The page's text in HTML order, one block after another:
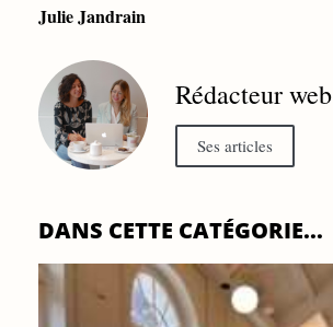
Julie Jandrain
Rédacteur web
Ses articles
DANS CETTE CATÉGORIE...